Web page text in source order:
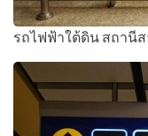
รถไฟฟ้าใต้ดิน สถานีส